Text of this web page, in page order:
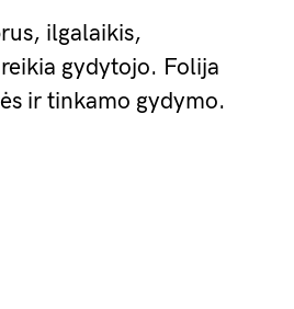
ilgalaikis,
gydytojo. Folija
ir tinkamo gydymo.